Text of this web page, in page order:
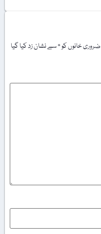
ضروری خانوں کو*سے نشان زد کیا گیا